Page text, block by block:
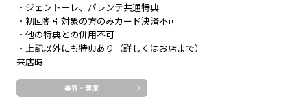
・ジェントーレ、パレンテ共通特典
・初回割引対象の方のみカード決済不可
・他の特典との併用不可
・上記以外にも特典あり（詳しくはお店まで）
来店時
美容・健康